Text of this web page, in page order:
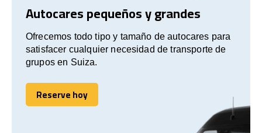
Autocares pequeños y grandes
Ofrecemos todo tipo y tamaño de autocares para
satisfacer cualquier necesidad de transporte de
grupos en Suiza.
Reserve hoy
Reserve hoy